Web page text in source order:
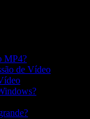
MP4?
de Vídeo